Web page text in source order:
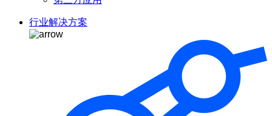
行业解决方案